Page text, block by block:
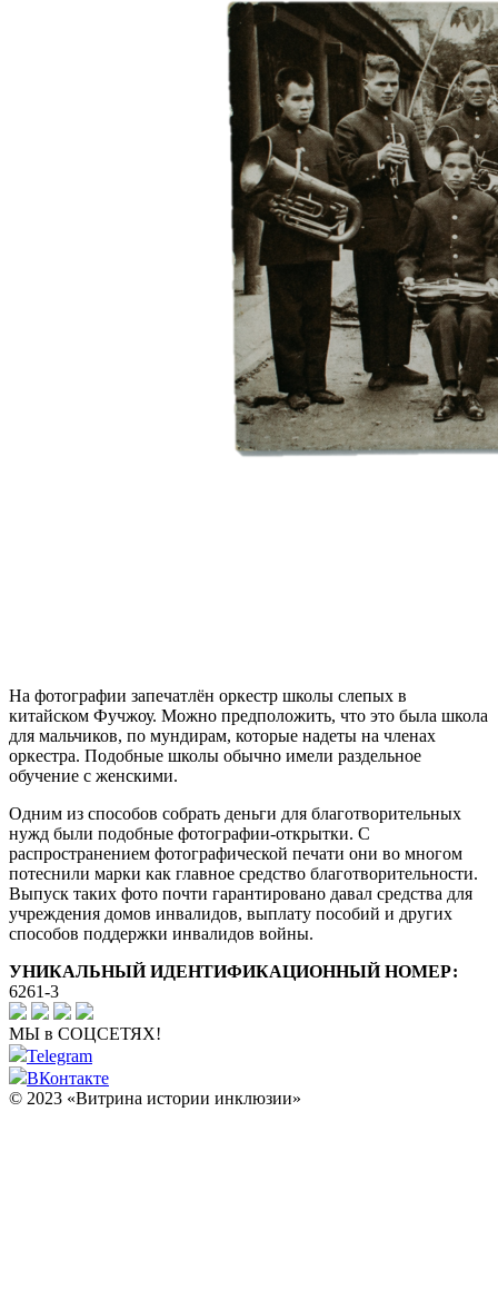
На фотографии запечатлён оркестр школы слепых в
китайском Фучжоу. Можно предположить, что это была школа
для мальчиков, по мундирам, которые надеты на членах
оркестра. Подобные школы обычно имели раздельное
обучение с женскими.
Одним из способов собрать деньги для благотворительных
нужд были подобные фотографии-открытки. С
распространением фотографической печати они во многом
потеснили марки как главное средство благотворительности.
Выпуск таких фото почти гарантировано давал средства для
учреждения домов инвалидов, выплату пособий и других
способов поддержки инвалидов войны.
УНИКАЛЬНЫЙ ИДЕНТИФИКАЦИОННЫЙ НОМЕР:
6261-3
МЫ в СОЦСЕТЯХ!
Telegram
ВКонтакте
© 2023 «Витрина истории инклюзии»